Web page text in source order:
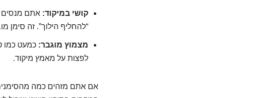
קושי במיקוד: אתם מנסים
“להחליף הילוך”. זה סימן
מצמוץ מוגבר: כמעט כמו
לפצות על מאמץ מיקוד.
אם אתם מזהים כמה